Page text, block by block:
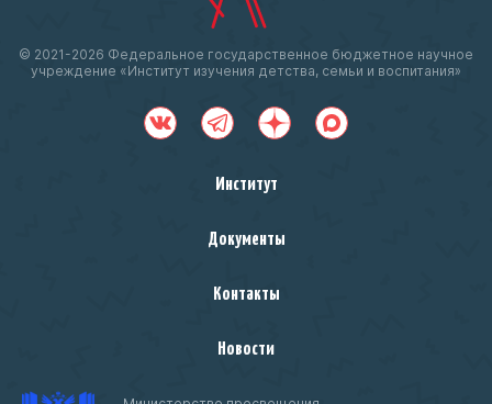
© 2021-2026 Федеральное государственное бюджетное научное
учреждение «Институт изучения детства, семьи и воспитания»
Институт
Документы
Контакты
Новости